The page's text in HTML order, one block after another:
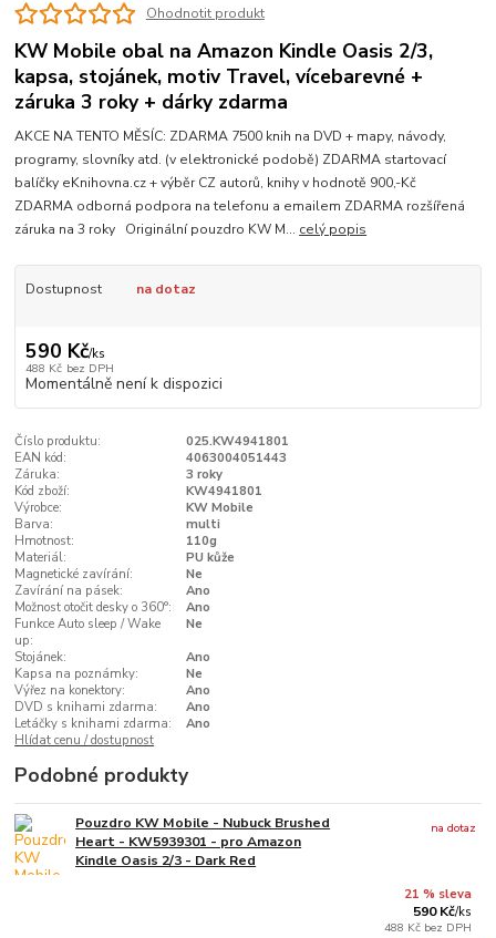
Ohodnotit produkt
KW Mobile obal na Amazon Kindle Oasis 2/3,
kapsa, stojánek, motiv Travel, vícebarevné +
záruka 3 roky + dárky zdarma
AKCE NA TENTO MĚSÍC: ZDARMA 7500 knih na DVD + mapy, návody,
programy, slovníky atd. (v elektronické podobě) ZDARMA startovací
balíčky eKnihovna.cz + výběr CZ autorů, knihy v hodnotě 900,-Kč
ZDARMA odborná podpora na telefonu a emailem ZDARMA rozšířená
záruka na 3 roky Originální pouzdro KW M... celý popis
Dostupnost na dotaz
590 Kč/ks
488 Kč bez DPH
Momentálně není k dispozici
Číslo produktu:
025.KW4941801
EAN kód:
4063004051443
Záruka:
3 roky
Kód zboží:
KW4941801
Výrobce:
KW Mobile
Barva:
multi
Hmotnost:
110g
Materiál:
PU kůže
Magnetické zavírání:
Ne
Zavírání na pásek:
Ano
Možnost otočit desky o 360°:
Ano
Funkce Auto sleep / Wake
up:
Ne
Stojánek:
Ano
Kapsa na poznámky:
Ne
Výřez na konektory:
Ano
DVD s knihami zdarma:
Ano
Letáčky s knihami zdarma:
Ano
Hlídat cenu / dostupnost
Podobné produkty
Pouzdro KW Mobile - Nubuck Brushed
Heart - KW5939301 - pro Amazon
Kindle Oasis 2/3 - Dark Red
21 % sleva
590 Kč/ks
488 Kč bez DPH
na dotaz